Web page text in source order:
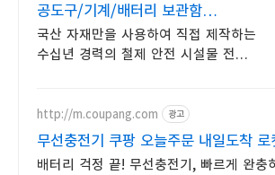
공도구/기계/배터리 보관함
(주)21세기안전산업
국산 자재만을 사용하여 직접 제작하는
수십년 경력의 철제 안전 시설물 전문
http://m.coupang.com 광고
무선충전기 쿠팡 오늘주문 내일도착 로
배터리 걱정 끝! 무선충전기, 빠르게 완충